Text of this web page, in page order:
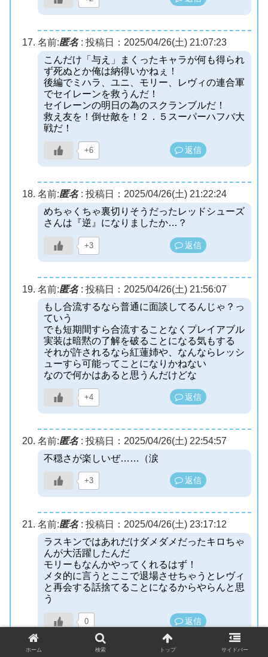
名前:匿名: 投稿日：2025/04/26(土) 21:07:23
こんだけ「与え」まくったキャラが何も得られ
ず死ぬとか俺は納得いかねぇ！
後編でミハラ、ユニ、モリー、レヴィの連合軍
でセイレーンを救うんだ！
セイレーンの明日の為のスクランブルだ！
救え友を！倒せ敵を！２．５スーパーハフバ大
戦だ！
+6 返信
名前:匿名: 投稿日：2025/04/26(土) 21:22:24
めちゃくちゃ裏切りそうだったレッドシューズ
さんは『逆』になりましたか…？
+3 返信
名前:匿名: 投稿日：2025/04/26(土) 21:56:07
もし合流するなら普通に面談してるんじゃ？っ
ていう
でも短期間すら合流することなくプレイアブル
実装は暗黙の了解を破ることになる気もする
それが許されるなら紅蓮姉や、なんならレッシ
ューすら可能ってことになりかねない
なので何かはあると思うんだけどな
+4 返信
名前:匿名: 投稿日：2025/04/26(土) 22:54:57
不穏さが楽しいぜ……（涙
+3 返信
名前:匿名: 投稿日：2025/04/26(土) 23:17:12
ラスキンではあれだけダメダメだったキロちゃ
んが大活躍したんだ
モリーもなんかやってくれるはず！
メタ的に言うとここで退場させちゃうとレヴィ
と再会する話捨てることになるからやらんと思
う
0 返信
ホーム 検索 トップ サイドバー